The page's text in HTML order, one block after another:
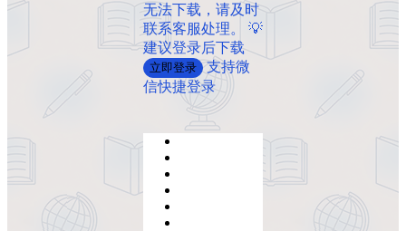
无法下载，请及时
联系客服处理。 💡
建议登录后下载
立即登录 支持微
信快捷登录